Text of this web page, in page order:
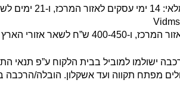
ישולמו למוביל בבית הלקוח ע”פ תנאי
מפתח תקווה ועד אשקלון. הובלה/